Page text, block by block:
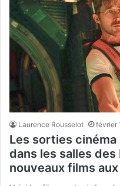
Laurence Rousselot février
Les sorties
dans les salles
nouveaux films aux